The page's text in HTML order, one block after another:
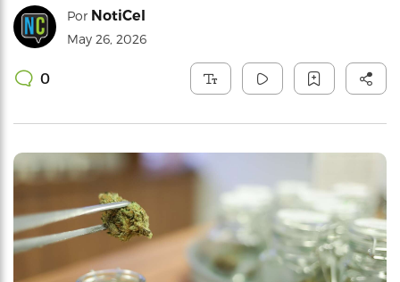
Por NotiCel
May 26, 2026
0